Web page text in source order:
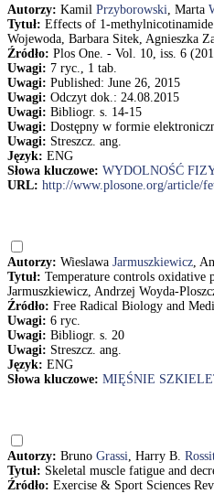
Autorzy: Kamil Przyborowski, Marta
Tytuł: Effects of 1-
Wojewoda, Barbara Sitek, Agnieszka
Źródło: Plos One. - Vol. 10, iss. 6
Uwagi: 7 ryc., 1 tab.
Uwagi: Published: June 26, 2015
Uwagi: Odczyt dok.: 24.08.2015
Uwagi: Bibliogr. s. 14-15
Uwagi: Dostępny w formie
Uwagi: Streszcz. ang.
Język: ENG
Słowa kluczowe: WYDOLNOŚĆ
URL: http://www.plosone.org/article/
Autorzy: Wieslawa Jarmuszkiewicz,
Tytuł: Temperature controls oxidative
Jarmuszkiewicz, Andrzej Woyda-
Źródło: Free Radical Biology and
Uwagi: 6 ryc.
Uwagi: Bibliogr. s. 20
Uwagi: Streszcz. ang.
Język: ENG
Słowa kluczowe: MIĘŚNIE
Autorzy: Bruno Grassi, Harry B.
Tytuł: Skeletal muscle fatigue and
Źródło: Exercise & Sport Sciences